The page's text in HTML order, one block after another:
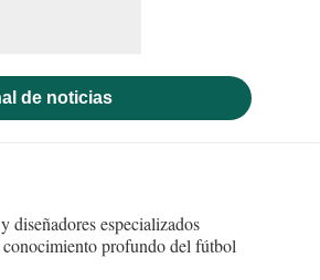
de noticias
diseñadores especializados
profundo del fútbol